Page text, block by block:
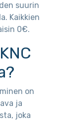
suurin
Kaikkien
0€.
on
ja
joka